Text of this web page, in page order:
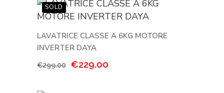
LAVATRICE CLASSE A 6KG MOTORE
INVERTER DAYA
€299.00
Il
€229.00